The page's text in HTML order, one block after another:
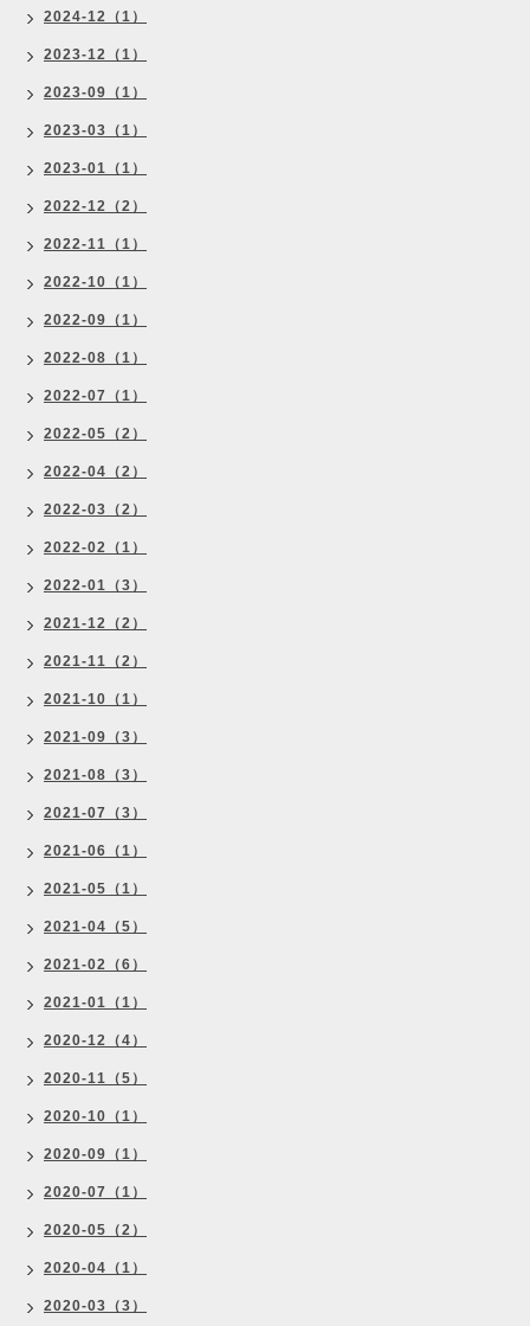
2024-12（1）
2023-12（1）
2023-09（1）
2023-03（1）
2023-01（1）
2022-12（2）
2022-11（1）
2022-10（1）
2022-09（1）
2022-08（1）
2022-07（1）
2022-05（2）
2022-04（2）
2022-03（2）
2022-02（1）
2022-01（3）
2021-12（2）
2021-11（2）
2021-10（1）
2021-09（3）
2021-08（3）
2021-07（3）
2021-06（1）
2021-05（1）
2021-04（5）
2021-02（6）
2021-01（1）
2020-12（4）
2020-11（5）
2020-10（1）
2020-09（1）
2020-07（1）
2020-05（2）
2020-04（1）
2020-03（3）